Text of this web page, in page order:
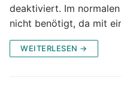
deaktiviert. Im
nicht benötigt, da mit
WEITERLESEN →